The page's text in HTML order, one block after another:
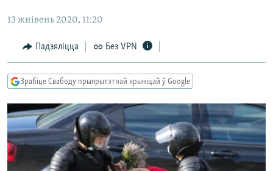
галоўнай
Перайсьці
да
пошуку
ВАЙНА
БЕЛАРУСЫ НА ВАЙНЕ
КУЛЬТУРА
КАЛЯНДАР
КНІГІ
АЎДЫЁКНІГІ
МОВА
НА ХВАЛЯХ СВАБОДЫ
FACEBOOK
TWITTER
САЧЫЦЕ ЗА АБНАЎЛЕНЬНЯМІ
13 жнівень 2020, 11:20
Падзяліцца Без VPN
Зрабіце Свабоду прыярытэтнай крыніцай ў Google